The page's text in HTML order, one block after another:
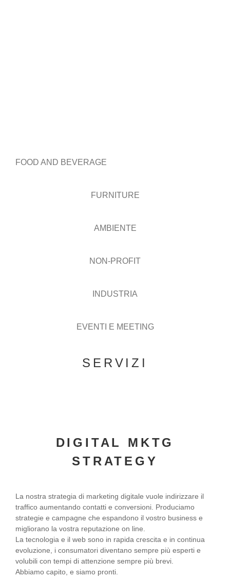
FOOD AND BEVERAGE
FURNITURE
AMBIENTE
NON-PROFIT
INDUSTRIA
EVENTI E MEETING
SERVIZI
DIGITAL MKTG
STRATEGY
La nostra strategia di marketing digitale vuole indirizzare il
traffico aumentando contatti e conversioni. Produciamo
strategie e campagne che espandono il vostro business e
migliorano la vostra reputazione on line.
La tecnologia e il web sono in rapida crescita e in continua
evoluzione, i consumatori diventano sempre più esperti e
volubili con tempi di attenzione sempre più brevi.
Abbiamo capito, e siamo pronti.